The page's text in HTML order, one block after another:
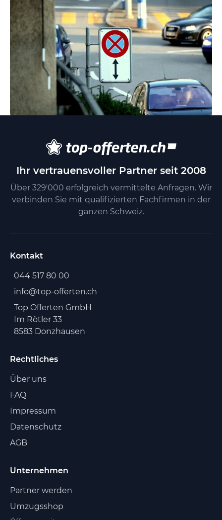
Ihr vertrauensvoller Partner seit 2008
Über 329'000 erfolgreich vermittelte Anfragen. Wir
verbinden Sie mit qualifizierten Fachfirmen in der
ganzen Schweiz.
Kontakt
044 517 80 00
info@top-offerten.ch
Top Offerten GmbH
Im Rötler 33
8583 Donzhausen
Rechtliches
Über uns
FAQ
Impressum
Datenschutz
AGB
Unternehmen
Partner werden
Umzugsshop